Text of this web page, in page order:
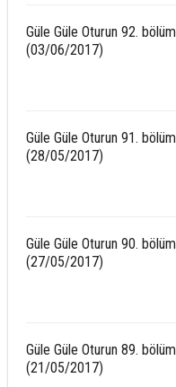
Güle Güle Oturun 92. bölüm
(03/06/2017)
Güle Güle Oturun 91. bölüm
(28/05/2017)
Güle Güle Oturun 90. bölüm
(27/05/2017)
Güle Güle Oturun 89. bölüm
(21/05/2017)